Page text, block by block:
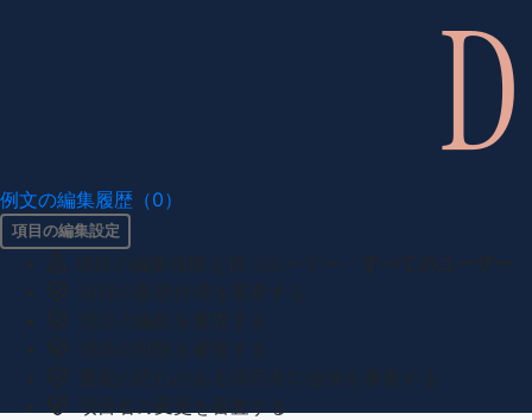
例文の編集履歴（0）
項目の編集設定